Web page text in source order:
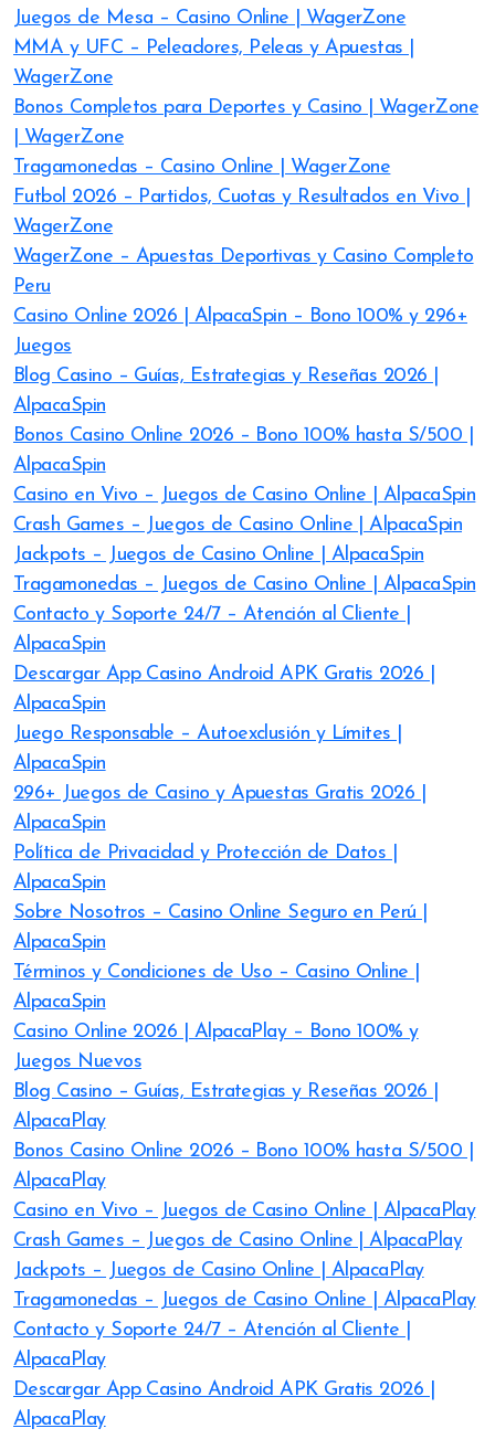
Juegos de Mesa – Casino Online | WagerZone
MMA y UFC – Peleadores, Peleas y Apuestas |
WagerZone
Bonos Completos para Deportes y Casino | WagerZone
| WagerZone
Tragamonedas – Casino Online | WagerZone
Futbol 2026 – Partidos, Cuotas y Resultados en Vivo |
WagerZone
WagerZone – Apuestas Deportivas y Casino Completo
Peru
Casino Online 2026 | AlpacaSpin – Bono 100% y 296+
Juegos
Blog Casino – Guías, Estrategias y Reseñas 2026 |
AlpacaSpin
Bonos Casino Online 2026 – Bono 100% hasta S/500 |
AlpacaSpin
Casino en Vivo – Juegos de Casino Online | AlpacaSpin
Crash Games – Juegos de Casino Online | AlpacaSpin
Jackpots – Juegos de Casino Online | AlpacaSpin
Tragamonedas – Juegos de Casino Online | AlpacaSpin
Contacto y Soporte 24/7 – Atención al Cliente |
AlpacaSpin
Descargar App Casino Android APK Gratis 2026 |
AlpacaSpin
Juego Responsable – Autoexclusión y Límites |
AlpacaSpin
296+ Juegos de Casino y Apuestas Gratis 2026 |
AlpacaSpin
Política de Privacidad y Protección de Datos |
AlpacaSpin
Sobre Nosotros – Casino Online Seguro en Perú |
AlpacaSpin
Términos y Condiciones de Uso – Casino Online |
AlpacaSpin
Casino Online 2026 | AlpacaPlay – Bono 100% y
Juegos Nuevos
Blog Casino – Guías, Estrategias y Reseñas 2026 |
AlpacaPlay
Bonos Casino Online 2026 – Bono 100% hasta S/500 |
AlpacaPlay
Casino en Vivo – Juegos de Casino Online | AlpacaPlay
Crash Games – Juegos de Casino Online | AlpacaPlay
Jackpots – Juegos de Casino Online | AlpacaPlay
Tragamonedas – Juegos de Casino Online | AlpacaPlay
Contacto y Soporte 24/7 – Atención al Cliente |
AlpacaPlay
Descargar App Casino Android APK Gratis 2026 |
AlpacaPlay